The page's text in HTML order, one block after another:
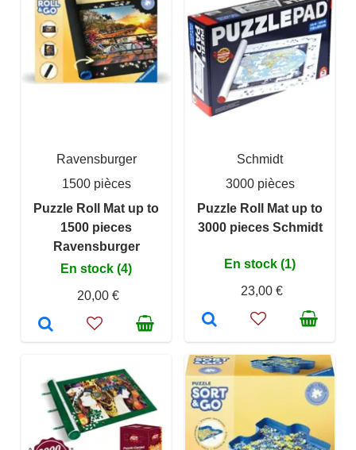
Ravensburger
1500 pièces
Puzzle Roll Mat up to
1500 pieces
Ravensburger
En stock (4)
20,00 €
Schmidt
3000 pièces
Puzzle Roll Mat up to
3000 pieces Schmidt
En stock (1)
23,00 €